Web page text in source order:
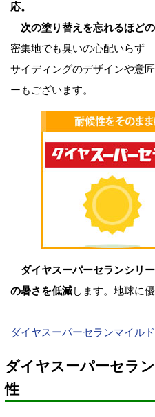
応。
次の塗り替えを忘れるほどの
密集地でも臭いの心配いらず
サイディングのデザインや意
ーもございます。
ダイヤスーパーセランシリ
の暑さを低減します。地球に
ダイヤスーパーセランマイル
ダイヤスーパーセラ
性